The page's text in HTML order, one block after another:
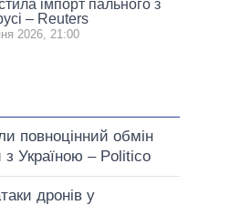
імпорт пального з
– Reuters
2026, 21:00
повноцінний обмін
з Україною – Politico
дронів у